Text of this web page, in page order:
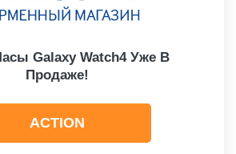
Galaxy Watch4 Уже В
Продаже!
ACTION